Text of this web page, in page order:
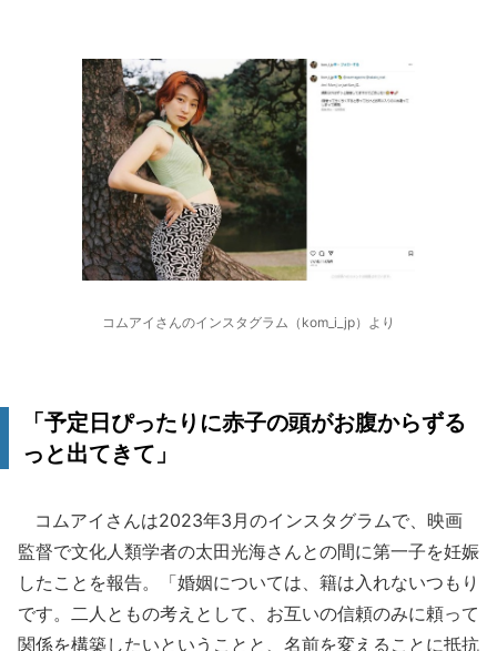
コムアイさんのインスタグラム（kom_i_jp）より
「予定日ぴったりに赤子の頭がお腹からずる
っと出てきて」
コムアイさんは2023年3月のインスタグラムで、映画
監督で文化人類学者の太田光海さんとの間に第一子を妊娠
したことを報告。「婚姻については、籍は入れないつもり
です。二人ともの考えとして、お互いの信頼のみに頼って
関係を構築したいということと、名前を変えることに抵抗